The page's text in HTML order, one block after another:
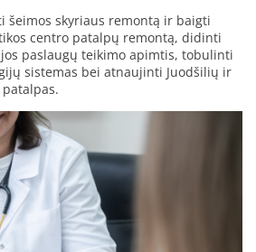
šeimos skyriaus remontą ir baigti
centro patalpų remontą, didinti
paslaugų teikimo apimtis, tobulinti
sistemas bei atnaujinti Juodšilių ir